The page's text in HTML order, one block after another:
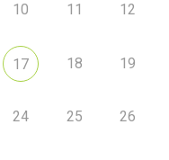
10 11 12
17 18 19
24 25 26